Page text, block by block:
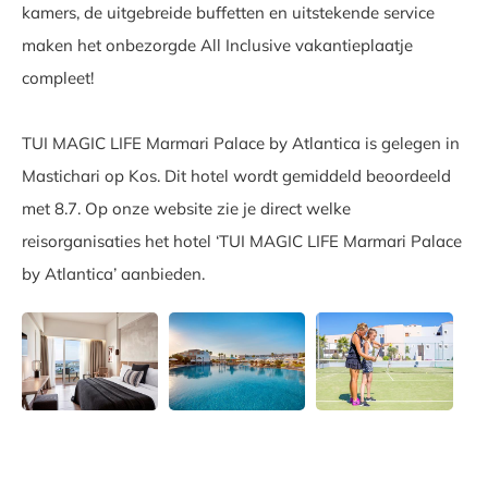
kamers, de uitgebreide buffetten en uitstekende service
maken het onbezorgde All Inclusive vakantieplaatje
compleet!
TUI MAGIC LIFE Marmari Palace by Atlantica is gelegen in
Mastichari op Kos. Dit hotel wordt gemiddeld beoordeeld
met 8.7. Op onze website zie je direct welke
reisorganisaties het hotel ‘TUI MAGIC LIFE Marmari Palace
by Atlantica’ aanbieden.